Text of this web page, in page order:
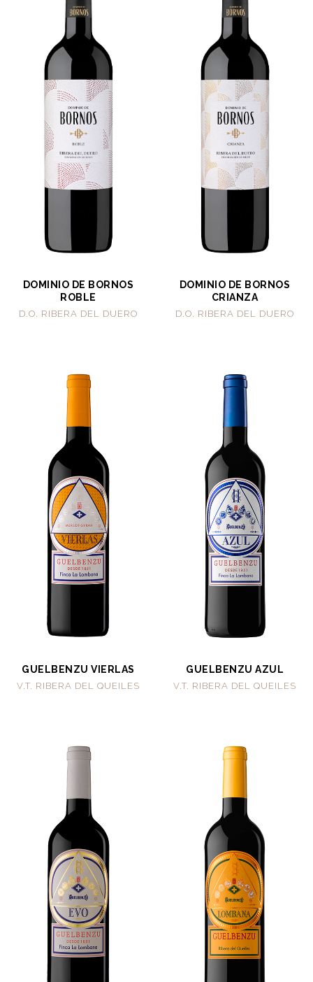
DOMINIO DE BORNOS
ROBLE
D.O. RIBERA DEL DUERO
DOMINIO DE BORNOS
CRIANZA
D.O. RIBERA DEL DUERO
GUELBENZU VIERLAS
V.T. RIBERA DEL QUEILES
GUELBENZU AZUL
V.T. RIBERA DEL QUEILES